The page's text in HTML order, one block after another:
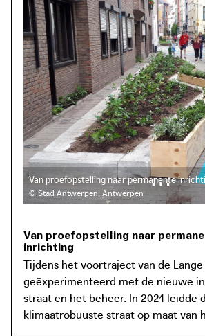
Van proefopstelling naar permanente
© Stad Antwerpen, Antwerpen
Van proefopstelling naar
inrichting
Tijdens het voortraject van de
geëxperimenteerd met de nieuwe
straat en het beheer. In 2021 leidde
klimaatrobuuste straat op maat van